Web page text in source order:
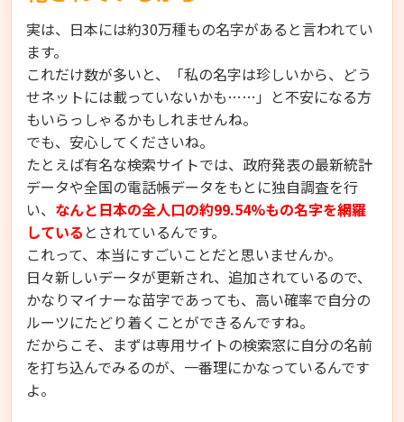
実は、日本には約30万種もの名字があると言われてい
ます。
これだけ数が多いと、「私の名字は珍しいから、どう
せネットには載っていないかも……」と不安になる方
もいらっしゃるかもしれませんね。
でも、安心してくださいね。
たとえば有名な検索サイトでは、政府発表の最新統計
データや全国の電話帳データをもとに独自調査を行
い、 なんと日本の全人口の約99.54%もの名字を網羅
している とされているんです。
これって、本当にすごいことだと思いませんか。
日々新しいデータが更新され、追加されているので、
かなりマイナーな苗字であっても、高い確率で自分の
ルーツにたどり着くことができるんですね。
だからこそ、まずは専用サイトの検索窓に自分の名前
を打ち込んでみるのが、一番理にかなっているんです
よ。